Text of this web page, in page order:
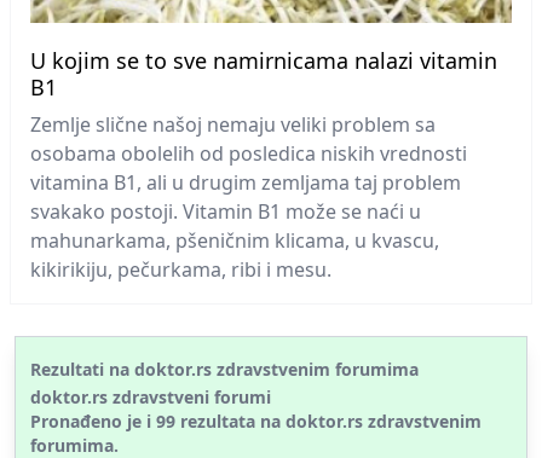
U kojim se to sve namirnicama nalazi vitamin
B1
Zemlje slične našoj nemaju veliki problem sa
osobama obolelih od posledica niskih vrednosti
vitamina B1, ali u drugim zemljama taj problem
svakako postoji. Vitamin B1 može se naći u
mahunarkama, pšeničnim klicama, u kvascu,
kikirikiju, pečurkama, ribi i mesu.
Rezultati na doktor.rs zdravstvenim forumima
doktor.rs zdravstveni forumi
Pronađeno je i 99 rezultata na doktor.rs zdravstvenim
forumima.